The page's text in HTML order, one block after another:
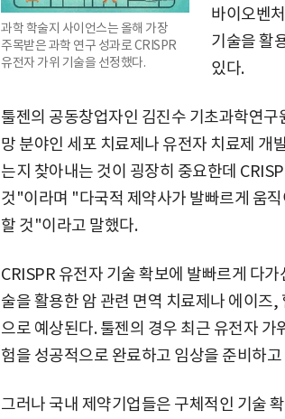
과학 학술지 사이언스는 올해 가장
주목받은 과학 연구 성과로 CRISPR
유전자 가위 기술을 선정했다.
바이오벤
기술을 활
있다.
툴젠의 공동창업자인 김진수 기초과학연
망 분야인 세포 치료제나 유전자 치료제 개
는지 찾아내는 것이 굉장히 중요한데
것"이라며 "다국적 제약사가 발빠르게 움
할 것"이라고 말했다.
CRISPR 유전자 기술 확보에 발빠르게 다
술을 활용한 암 관련 면역 치료제나 에이즈
으로 예상된다. 툴젠의 경우 최근 유전자
험을 성공적으로 완료하고 임상을 준비하고
그러나 국내 제약기업들은 구체적인 기술